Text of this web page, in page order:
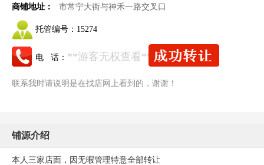
商铺地址：
市常宁大街与神禾一路交叉口
托管编号： 15274
电 话： **游客无权查看**
联系我时请说明是在找店网上看到的，谢谢！
铺源介绍
本人三家店面，因无暇管理特意全部转让